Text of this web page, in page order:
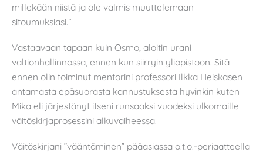
millekään niistä ja ole valmis muuttelemaan
sitoumuksiasi.”
Vastaavaan tapaan kuin Osmo, aloitin urani
valtionhallinnossa, ennen kun siirryin yliopistoon. Sitä
ennen olin toiminut mentorini professori Ilkka Heiskasen
antamasta epäsuorasta kannustuksesta hyvinkin kuten
Mika eli järjestänyt itseni runsaaksi vuodeksi ulkomaille
väitöskirjaprosessini alkuvaiheessa.
Väitöskirjani ”vääntäminen” pääasiassa o.t.o.-periaatteella